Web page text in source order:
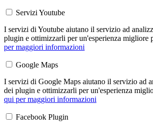
Servizi Youtube
I servizi di Youtube aiutano il servizio ad
plugin e ottimizzarli per un'esperienza migliore
per maggiori informazioni
Google Maps
I servizi di Google Maps aiutano il servizio ad
dei plugin e ottimizzarli per un'esperienza
qui per maggiori informazioni
Facebook Plugin